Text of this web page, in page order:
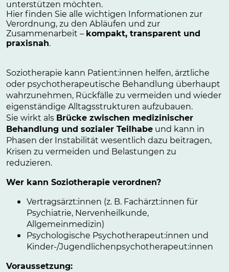
unterstützen möchten.
Hier finden Sie alle wichtigen Informationen zur
Verordnung, zu den Abläufen und zur
Zusammenarbeit – kompakt, transparent und
praxisnah.
Soziotherapie kann Patient:innen helfen, ärztliche
oder psychotherapeutische Behandlung überhaupt
wahrzunehmen, Rückfälle zu vermeiden und wieder
eigenständige Alltagsstrukturen aufzubauen.
Sie wirkt als Brücke zwischen medizinischer
Behandlung und sozialer Teilhabe und kann in
Phasen der Instabilität wesentlich dazu beitragen,
Krisen zu vermeiden und Belastungen zu
reduzieren.
Wer kann Soziotherapie verordnen?
Vertragsärzt:innen (z. B. Fachärzt:innen für
Psychiatrie, Nervenheilkunde,
Allgemeinmedizin)
Psychologische Psychotherapeut:innen und
Kinder-/Jugendlichenpsychotherapeut:innen
Voraussetzung: